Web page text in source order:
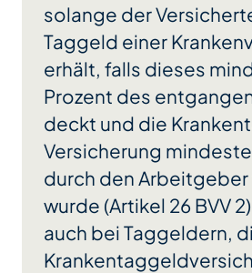
solange der
Taggeld einer
erhält, falls dieses
Prozent des
deckt und die
Versicherung
durch den Arbeitgeber
wurde (Artikel 26 BVV
auch bei Taggeldern,